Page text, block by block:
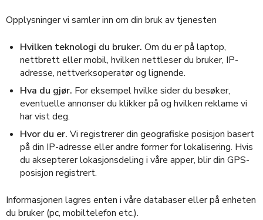
Opplysninger vi samler inn om din bruk av tjenesten
Hvilken teknologi du bruker. Om du er på laptop,
nettbrett eller mobil, hvilken nettleser du bruker, IP-
adresse, nettverksoperatør og lignende.
Hva du gjør. For eksempel hvilke sider du besøker,
eventuelle annonser du klikker på og hvilken reklame vi
har vist deg.
Hvor du er. Vi registrerer din geografiske posisjon basert
på din IP-adresse eller andre former for lokalisering. Hvis
du aksepterer lokasjonsdeling i våre apper, blir din GPS-
posisjon registrert.
Informasjonen lagres enten i våre databaser eller på enheten
du bruker (pc, mobiltelefon etc.).